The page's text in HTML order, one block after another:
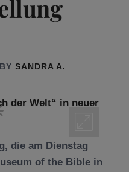
BY SANDRA A.
die am Dienstag
of the Bible in